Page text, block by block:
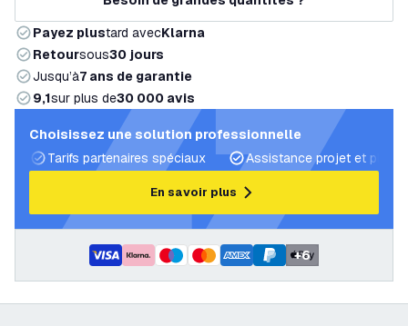
Payez plustard avecKlarna
Retoursous30 jours
Jusqu’à7 ans de garantie
9,1sur plus de30 000 avis
Choisissez une solution professionnelle
Tarifs partenaires spéciaux
Assistance projet et plans
En savoir plus
+6